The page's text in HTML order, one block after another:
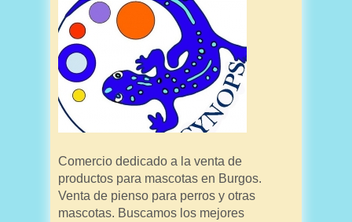
Comercio dedicado a la venta de
productos para mascotas en Burgos.
Venta de pienso para perros y otras
mascotas. Buscamos los mejores